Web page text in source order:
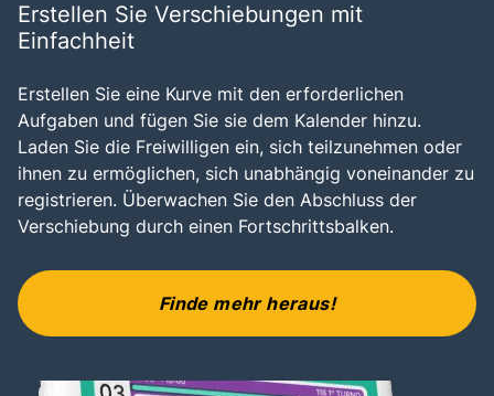
Erstellen Sie Verschiebungen mit
Einfachheit
Erstellen Sie eine Kurve mit den erforderlichen
Aufgaben und fügen Sie sie dem Kalender hinzu.
Laden Sie die Freiwilligen ein, sich teilzunehmen oder
ihnen zu ermöglichen, sich unabhängig voneinander zu
registrieren. Überwachen Sie den Abschluss der
Verschiebung durch einen Fortschrittsbalken.
Finde mehr heraus!